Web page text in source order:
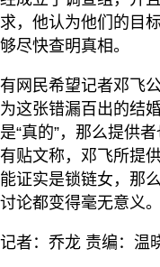
求，他认为他们的目
够尽快查明真相。
有网民希望记者邓飞
为这张错漏百出的结
是“真的”，那么提供
有贴文称，邓飞所提
能证实是锁链女，那
讨论都变得毫无意义。
记者：乔龙 责编：温